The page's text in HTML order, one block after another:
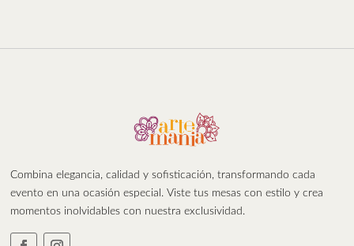
Combina elegancia, calidad y sofisticación, transformando cada
evento en una ocasión especial. Viste tus mesas con estilo y crea
momentos inolvidables con nuestra exclusividad.